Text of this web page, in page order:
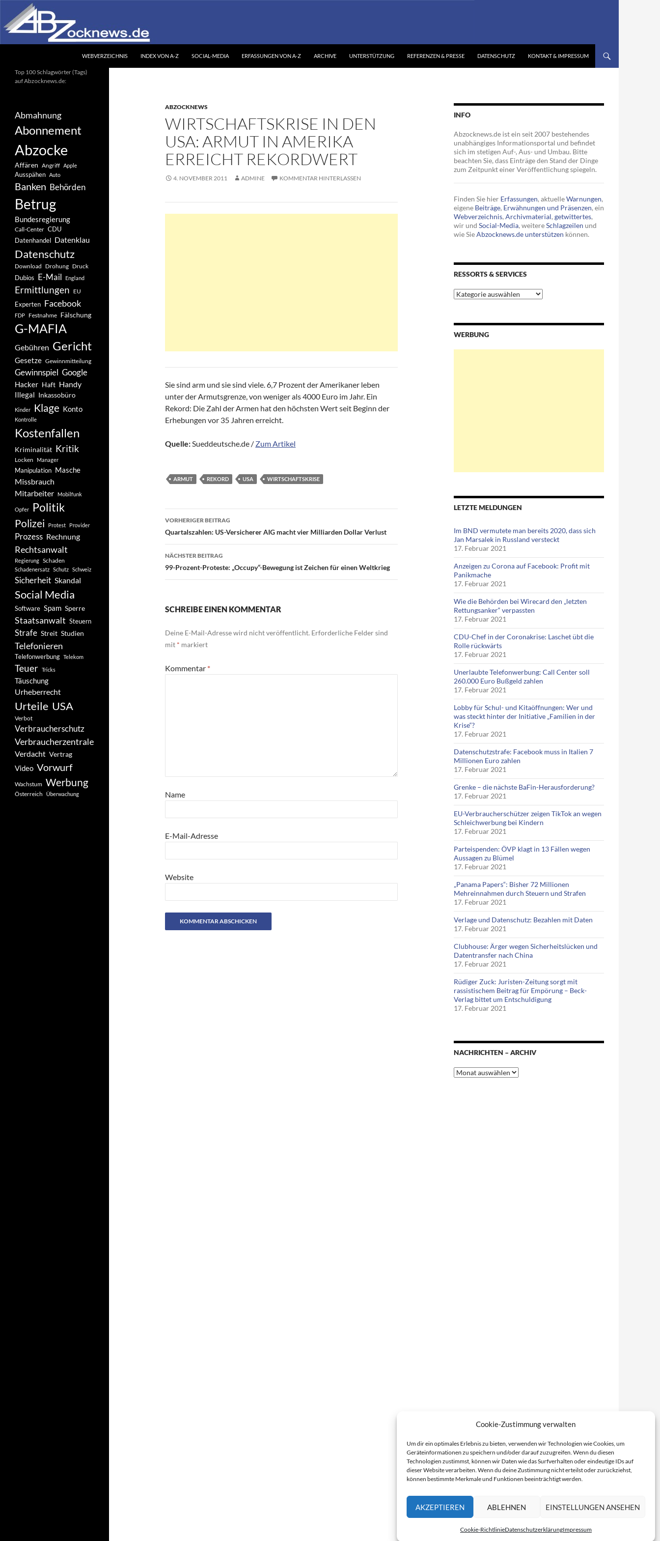
Cookie-Zustimmung verwalten
Um dir ein optimales Erlebnis zu bieten, verwenden wir Technologien wie Cookies, um
Geräteinformationen zu speichern und/oder darauf zuzugreifen. Wenn du diesen
Technologien zustimmst, können wir Daten wie das Surfverhalten oder eindeutige IDs auf
dieser Website verarbeiten. Wenn du deine Zustimmung nicht erteilst oder zurückziehst,
können bestimmte Merkmale und Funktionen beeinträchtigt werden.
AKZEPTIEREN ABLEHNEN EINSTELLUNGEN ANSEHEN
Cookie-RichtlinieDatenschutzerklärungImpressum
Inhalt
springen
WEBVERZEICHNIS INDEX VON A-Z SOCIAL-MEDIA ERFASSUNGEN VON A-Z ARCHIVE UNTERSTÜTZUNG REFERENZEN & PRESSE DATENSCHUTZ KONTAKT & IMPRESSUM
ABZOCKNEWS
WIRTSCHAFTSKRISE IN DEN
USA: ARMUT IN AMERIKA
ERREICHT REKORDWERT
4. NOVEMBER 2011 ADMINE KOMMENTAR HINTERLASSEN
Sie sind arm und sie sind viele. 6,7 Prozent der Amerikaner leben
unter der Armutsgrenze, von weniger als 4000 Euro im Jahr. Ein
Rekord: Die Zahl der Armen hat den höchsten Wert seit Beginn der
Erhebungen vor 35 Jahren erreicht.
Quelle:Sueddeutsche.de / Zum Artikel
ARMUT REKORD USA WIRTSCHAFTSKRISE
Beitragsnavigation
VORHERIGER BEITRAG
Quartalszahlen: US-Versicherer AIG macht vier Milliarden Dollar Verlust
NÄCHSTER BEITRAG
99-Prozent-Proteste: „Occupy“-Bewegung ist Zeichen für einen Weltkrieg
SCHREIBE EINEN KOMMENTAR
Deine E-Mail-Adresse wird nicht veröffentlicht. Erforderliche Felder sind
mit * markiert
Kommentar *
Name
E-Mail-Adresse
Website
INFO
Abzocknews.de ist ein seit 2007 bestehendes
unabhängiges Informationsportal und befindet
sich im stetigen Auf-, Aus- und Umbau. Bitte
beachten Sie, dass Einträge den Stand der Dinge
zum Zeitpunkt einer Veröffentlichung spiegeln.
Finden Sie hier Erfassungen, aktuelleWarnungen,
eigene Beiträge, Erwähnungen und Präsenzen, ein
Webverzeichnis, Archivmaterial, getwittertes,
wir und Social-Media, weitereSchlagzeilen und
wie SieAbzocknews.de unterstützen können.
RESSORTS & SERVICES
Ressorts
&
WERBUNG
LETZTE MELDUNGEN
Im BND vermutete man bereits 2020, dass sich
Jan Marsalek in Russland versteckt
17. Februar 2021
Anzeigen zu Corona auf Facebook: Profit mit
Panikmache
17. Februar 2021
Wie die Behörden bei Wirecard den „letzten
Rettungsanker“ verpassten
17. Februar 2021
CDU-Chef in der Coronakrise: Laschet übt die
Rolle rückwärts
17. Februar 2021
Unerlaubte Telefonwerbung: Call Center soll
260.000 Euro Bußgeld zahlen
17. Februar 2021
Lobby für Schul- und Kitaöffnungen: Wer und
was steckt hinter der Initiative „Familien in der
Krise“?
17. Februar 2021
Datenschutzstrafe: Facebook muss in Italien 7
Millionen Euro zahlen
17. Februar 2021
Grenke – die nächste BaFin-Herausforderung?
17. Februar 2021
EU-Verbraucherschützer zeigen TikTok an wegen
Schleichwerbung bei Kindern
17. Februar 2021
Parteispenden: ÖVP klagt in 13 Fällen wegen
Aussagen zu Blümel
17. Februar 2021
„Panama Papers“: Bisher 72 Millionen
Mehreinnahmen durch Steuern und Strafen
17. Februar 2021
Verlage und Datenschutz: Bezahlen mit Daten
17. Februar 2021
Clubhouse: Ärger wegen Sicherheitslücken und
Datentransfer nach China
17. Februar 2021
Rüdiger Zuck: Juristen-Zeitung sorgt mit
rassistischem Beitrag für Empörung – Beck-
Verlag bittet um Entschuldigung
17. Februar 2021
NACHRICHTEN – ARCHIV
Nachrichten
–
Ihr unabhängiges
Informationsportal
Top 100 Schlagwörter (Tags)
auf Abzocknews.de:
Abmahnung
Abonnement
Abzocke
Affären Angriff Apple
Ausspähen Auto
Banken Behörden
Betrug
Bundesregierung
Call-Center CDU
Datenhandel Datenklau
Datenschutz
Download Drohung Druck
Dubios E-Mail England
Ermittlungen EU
Experten Facebook
FDP Festnahme Fälschung
G-MAFIA
Gebühren Gericht
Gesetze Gewinnmitteilung
Gewinnspiel Google
Hacker Haft Handy
Illegal Inkassobüro
Kinder Klage Konto
Kontrolle
Kostenfallen
Kriminalität Kritik
Locken Manager
Manipulation Masche
Missbrauch
Mitarbeiter
Mobilfunk
Opfer Politik
Polizei Protest Provider
Prozess Rechnung
Rechtsanwalt
Regierung Schaden
Schadenersatz Schutz Schweiz
Sicherheit Skandal
Social Media
Software Spam Sperre
Staatsanwalt Steuern
Strafe Streit Studien
Telefonieren
Telefonwerbung Telekom
Teuer Tricks
Täuschung
Urheberrecht
Urteile USA
Verbot
Verbraucherschutz
Verbraucherzentrale
Verdacht Vertrag
Video Vorwurf
Wachstum Werbung
Österreich Überwachung